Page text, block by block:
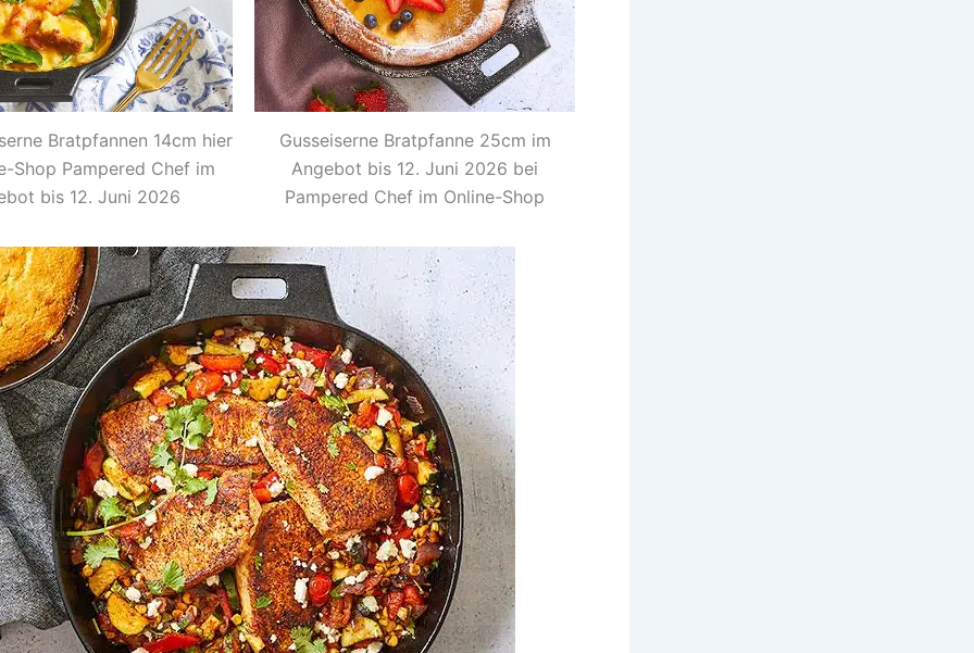
Bratpfannen 14cm hier
Shop Pampered Chef im
bis 12. Juni 2026
Gusseiserne Bratpfanne 25cm im
Angebot bis 12. Juni 2026 bei
Pampered Chef im Online-Shop